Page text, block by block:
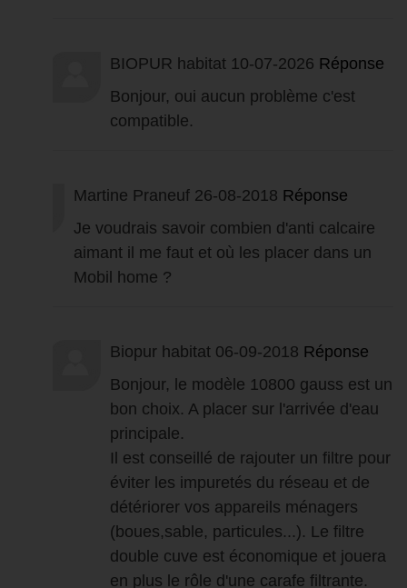
BIOPUR habitat 10-07-2026 Réponse
Bonjour, oui aucun problème c'est
compatible.
Martine Praneuf 26-08-2018 Réponse
Je voudrais savoir combien d'anti calcaire
aimant il me faut et où les placer dans un
Mobil home ?
Biopur habitat 06-09-2018 Réponse
Bonjour, le modèle 10800 gauss est un
bon choix. A placer sur l'arrivée d'eau
principale.
Il est conseillé de rajouter un filtre pour
éviter les impuretés du réseau et de
détériorer vos appareils ménagers
(boues,sable, particules...). Le filtre
double cuve est économique et jouera
en plus le rôle d'une carafe filtrante.